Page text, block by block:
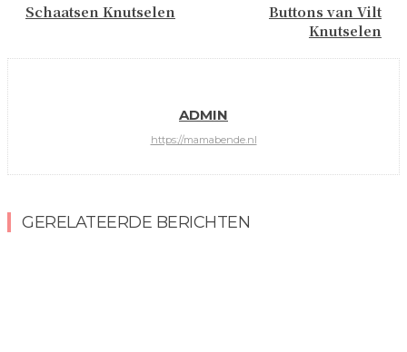
Schaatsen Knutselen
Buttons van Vilt
Knutselen
ADMIN
https://mamabende.nl
GERELATEERDE BERICHTEN